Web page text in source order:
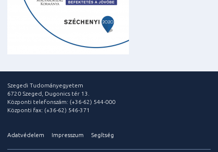
Szegedi Tudományegyetem
6720 Szeged, Dugonics tér 13.
Központi telefonszám: (+36-62) 544-000
Központi fax: (+36-62) 546-371
Adatvédelem Impresszum Segítség